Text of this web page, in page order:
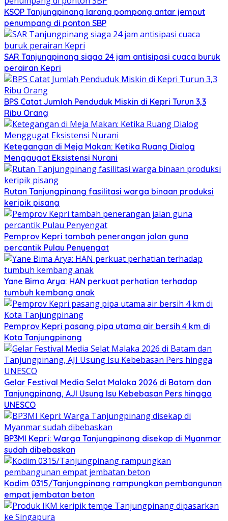
KSOP Tanjungpinang larang pompong antar jemput
penumpang di ponton SBP
SAR Tanjungpinang siaga 24 jam antisipasi cuaca buruk
perairan Kepri
BPS Catat Jumlah Penduduk Miskin di Kepri Turun 3,3
Ribu Orang
Ketegangan di Meja Makan: Ketika Ruang Dialog
Menggugat Eksistensi Nurani
Rutan Tanjungpinang fasilitasi warga binaan produksi
keripik pisang
Pemprov Kepri tambah penerangan jalan guna
percantik Pulau Penyengat
Yane Bima Arya: HAN perkuat perhatian terhadap
tumbuh kembang anak
Pemprov Kepri pasang pipa utama air bersih 4 km di
Kota Tanjungpinang
Gelar Festival Media Selat Malaka 2026 di Batam dan
Tanjungpinang, AJI Usung Isu Kebebasan Pers hingga
UNESCO
BP3MI Kepri: Warga Tanjungpinang disekap di Myanmar
sudah dibebaskan
Kodim 0315/Tanjungpinang rampungkan pembangunan
empat jembatan beton